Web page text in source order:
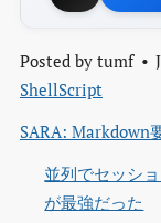
Posted by tumf
ShellScript
SARA: Markdown
並列でセッシ
が最強だった